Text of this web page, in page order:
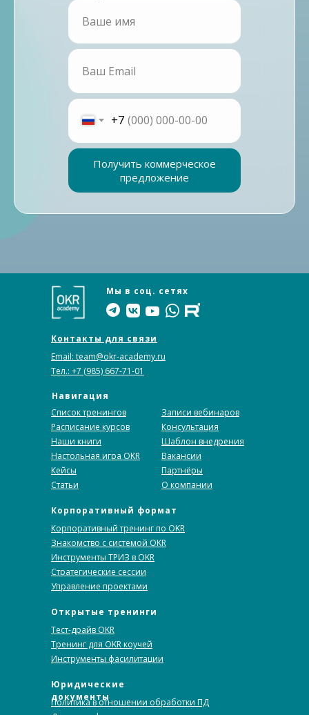
+7
Получить коммерческое
предложение
Навигация
Корпоративный формат
Открытые тренинги
Контакты для связи
Мы в соц. сетях
Политика в отношении обработки ПД
Тест-драйв OKR
Тренинг для OKR коучей
Инструменты фасилитации
Инструменты ТРИЗ в OKR
Знакомство с системой OKR
Стратегические сессии
Управление проектами
Корпоративный тренинг по OKR
Список тренингов
Статьи
Расписание курсов
Записи вебинаров
Кейсы
Шаблон внедрения
Вакансии
Партнёры
О компании
Консультация
Настольная игра OKR
Наши книги
Тел.: +7 (985) 667-71-01
Email: team@okr-academy.ru
Юридические
документы